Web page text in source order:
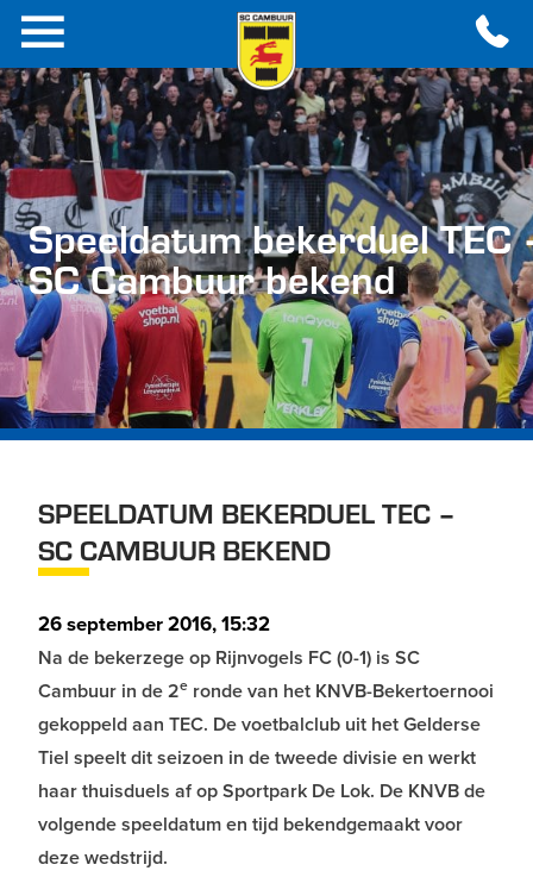
Speeldatum bekerduel TEC
SC Cambuur bekend
SPEELDATUM BEKERDUEL TEC –
SC CAMBUUR BEKEND
26 september 2016, 15:32
Na de bekerzege op Rijnvogels FC (0-1) is SC
Cambuur in de 2e ronde van het KNVB-Bekertoernooi
gekoppeld aan TEC. De voetbalclub uit het Gelderse
Tiel speelt dit seizoen in de tweede divisie en werkt
haar thuisduels af op Sportpark De Lok. De KNVB de
volgende speeldatum en tijd bekendgemaakt voor
deze wedstrijd.